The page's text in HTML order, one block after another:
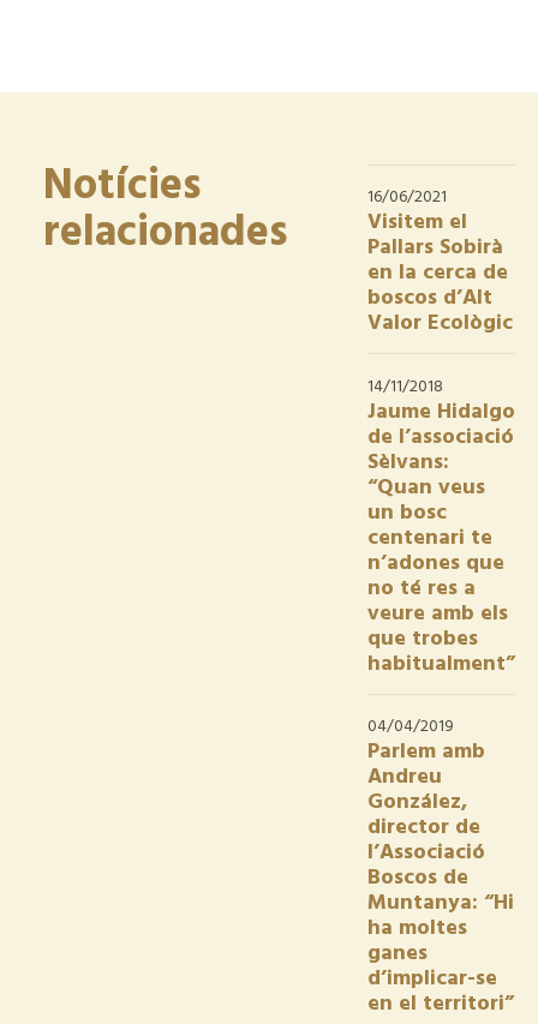
Notícies
relacionades
16/06/2021
Visitem el
Pallars Sobirà
en la cerca de
boscos d’Alt
Valor Ecològic
14/11/2018
Jaume Hidalgo
de l’associació
Sèlvans:
“Quan veus
un bosc
centenari te
n’adones que
no té res a
veure amb els
que trobes
habitualment”
04/04/2019
Parlem amb
Andreu
González,
director de
l’Associació
Boscos de
Muntanya: “Hi
ha moltes
ganes
d’implicar-se
en el territori”